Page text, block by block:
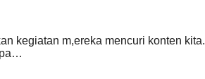
kegiatan m,ereka mencuri konten kita.